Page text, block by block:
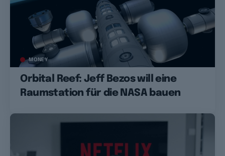
MONEY
Orbital Reef: Jeff Bezos will eine
Raumstation für die NASA bauen